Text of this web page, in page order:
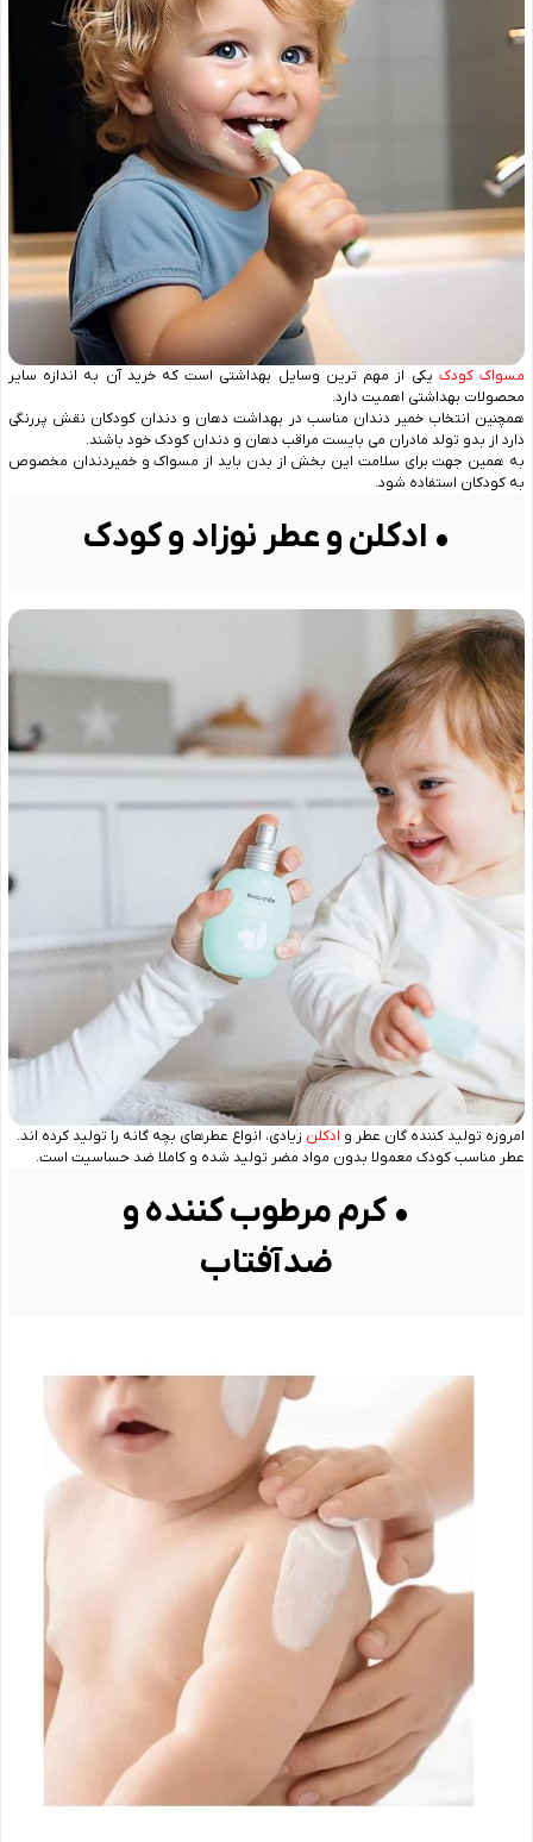
مسواک کودک یکی از مهم ترین وسایل بهداشتی است که خرید آن به ‌اندازه‌ سایر
محصولات بهداشتی اهمیت دارد.
همچنین انتخاب خمیر دندان مناسب در بهداشت دهان و دندان کودکان نقش پررنگی
دارد از بدو تولد مادران می‌ بایست مراقب دهان و دندان کودک خود باشند.
به همین جهت برای سلامت این بخش از بدن باید از مسواک و خمیردندان مخصوص
به کودکان استفاده شود.
• ادکلن و عطر نوزاد و کودک
امروزه تولید کننده گان عطر و ادکلن زیادی، انواع عطرهای بچه ‌گانه را تولید کرده‌ اند.
عطر مناسب کودک معمولا بدون مواد مضر تولید شده و کاملا ضد حساسیت است.
• کرم مرطوب کننده و
ضدآفتاب